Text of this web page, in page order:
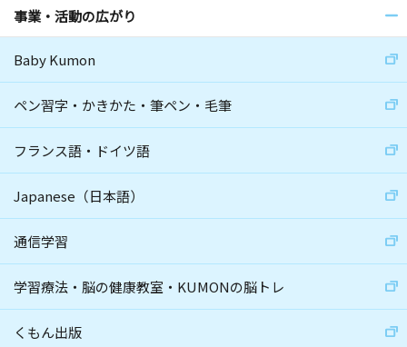
事業・活動の広がり
Baby Kumon
ペン習字・かきかた・筆ペン・毛筆
フランス語・ドイツ語
Japanese（日本語）
通信学習
学習療法・脳の健康教室・KUMONの脳トレ
くもん出版